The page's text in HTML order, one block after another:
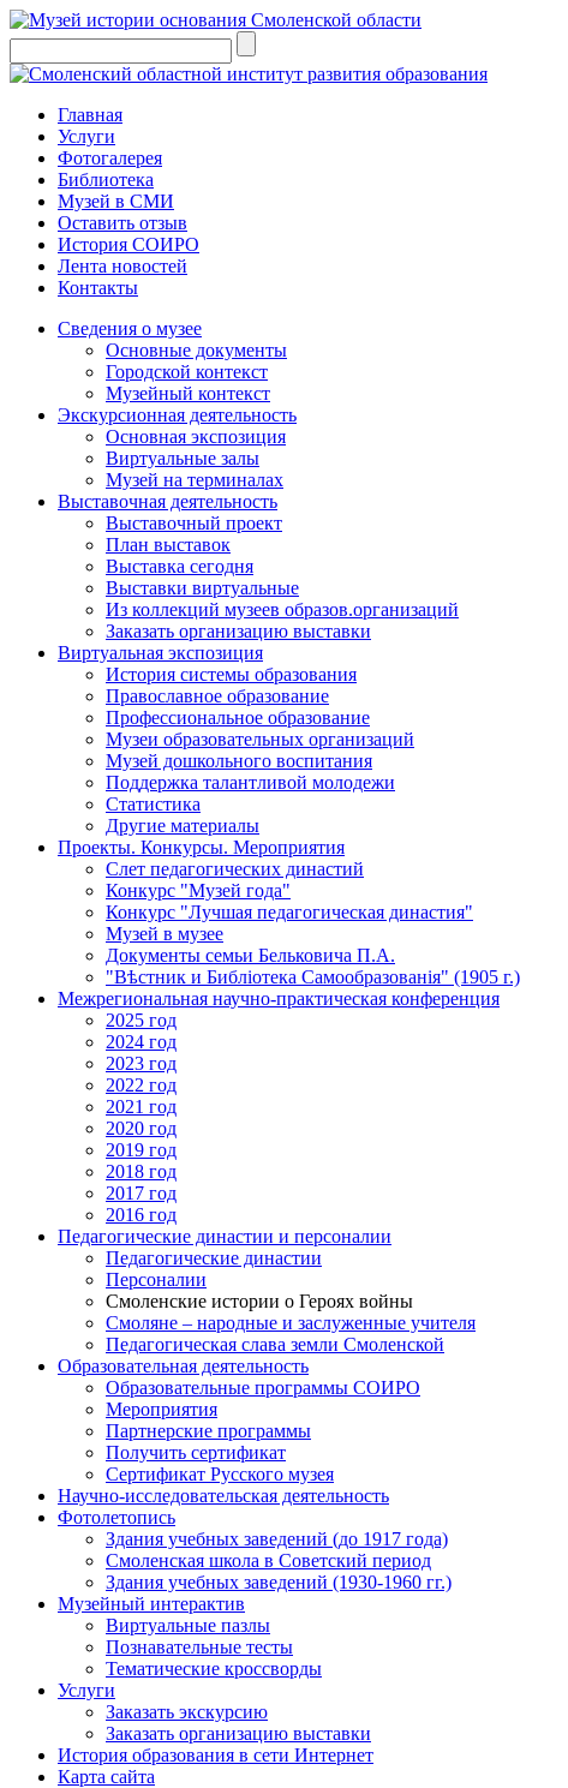
Главная
Услуги
Фотогалерея
Библиотека
Музей в СМИ
Оставить отзыв
История СОИРО
Лента новостей
Контакты
Сведения о музее
Основные документы
Городской контекст
Музейный контекст
Экскурсионная деятельность
Основная экспозиция
Виртуальные залы
Музей на терминалах
Выставочная деятельность
Выставочный проект
План выставок
Выставка сегодня
Выставки виртуальные
Из коллекций музеев образов.организаций
Заказать организацию выставки
Виртуальная экспозиция
История системы образования
Православное образование
Профессиональное образование
Музеи образовательных организаций
Музей дошкольного воспитания
Поддержка талантливой молодежи
Статистика
Другие материалы
Проекты. Конкурсы. Мероприятия
Cлет педагогических династий
Конкурс "Музей года"
Конкурс "Лучшая педагогическая династия"
Музей в музее
Документы семьи Бельковича П.А.
"Вѣстник и Библiотека Самообразованiя" (1905 г.)
Межрегиональная научно-практическая конференция
2025 год
2024 год
2023 год
2022 год
2021 год
2020 год
2019 год
2018 год
2017 год
2016 год
Педагогические династии и персоналии
Педагогические династии
Персоналии
Смоленские истории о Героях войны
Смоляне – народные и заслуженные учителя
Педагогическая слава земли Смоленской
Образовательная деятельность
Образовательные программы СОИРО
Мероприятия
Партнерские программы
Получить сертификат
Сертификат Русского музея
Научно-исследовательская деятельность
Фотолетопись
Здания учебных заведений (до 1917 года)
Смоленская школа в Советский период
Здания учебных заведений (1930-1960 гг.)
Музейный интерактив
Виртуальные пазлы
Познавательные тесты
Тематические кроссворды
Услуги
Заказать экскурсию
Заказать организацию выставки
История образования в сети Интернет
Карта сайта